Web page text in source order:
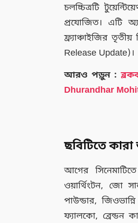
চলচ্চিত্রটি
প্রযোজিত। এটি
ফ্র্যাঞ্চাইজির
Release Update)।
আরও পড়ুন :
Dhurandhar
ছবিটিতে
আগের
ওয়ার্থিংটন, জো
পাউন্ডার,
ফ্যালকো, ব্রেন্ডন